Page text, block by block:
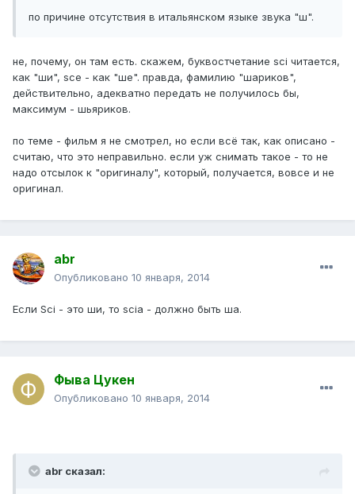
по причине отсутствия в итальянском языке звука "ш".
не, почему, он там есть. скажем, буквостчетание sci читается,
как "ши", sce - как "ше". правда, фамилию "шариков",
действительно, адекватно передать не получилось бы,
максимум - шьяриков.
по теме - фильм я не смотрел, но если всё так, как описано -
считаю, что это неправильно. если уж снимать такое - то не
надо отсылок к "оригиналу", который, получается, вовсе и не
оригинал.
abr
Опубликовано 10 января, 2014
Если Sci - это ши, то scia - должно быть ша.
Фыва Цукен
Опубликовано 10 января, 2014
abr сказал: